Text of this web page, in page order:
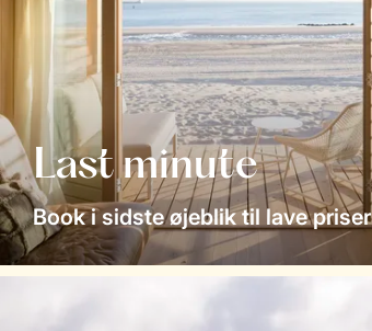
Last minute
Book i sidste øjeblik til lave priser